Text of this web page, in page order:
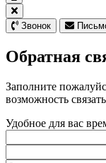
Звонок
Обратная
Заполните
возможность
Удобное для вас